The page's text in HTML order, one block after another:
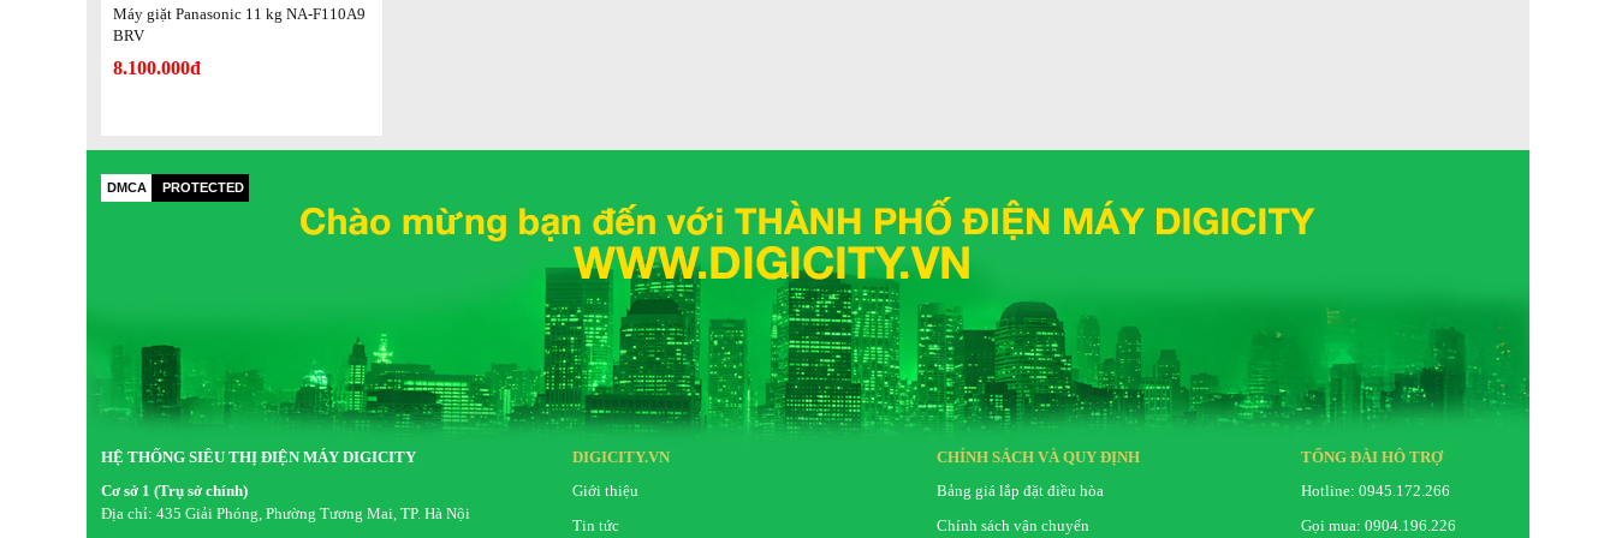
Công nghệ giặt đặc biệt
Máy giặt Panasonic 11 kg NA-F110A9
BRV
8.100.000đ
DMCA PROTECTED
HỆ THỐNG SIÊU THỊ ĐIỆN MÁY DIGICITY
Cơ sở 1 (Trụ sở chính)
Địa chỉ: 435 Giải Phóng, Phường Tương Mai, TP. Hà Nội
DIGICITY.VN
Giới thiệu
Tin tức
CHÍNH SÁCH VÀ QUY ĐỊNH
Bảng giá lắp đặt điều hòa
Chính sách vận chuyển
TỔNG ĐÀI HỖ TRỢ
Hotline: 0945.172.266
Gọi mua: 0904.196.226